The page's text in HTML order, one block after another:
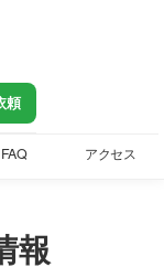
頼
FAQ アクセス
報